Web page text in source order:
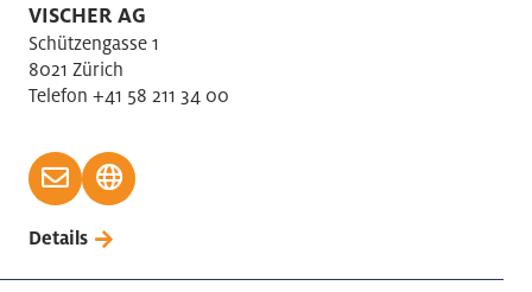
VISCHER AG
Schützengasse 1
8021 Zürich
Telefon +41 58 211 34 00
Details